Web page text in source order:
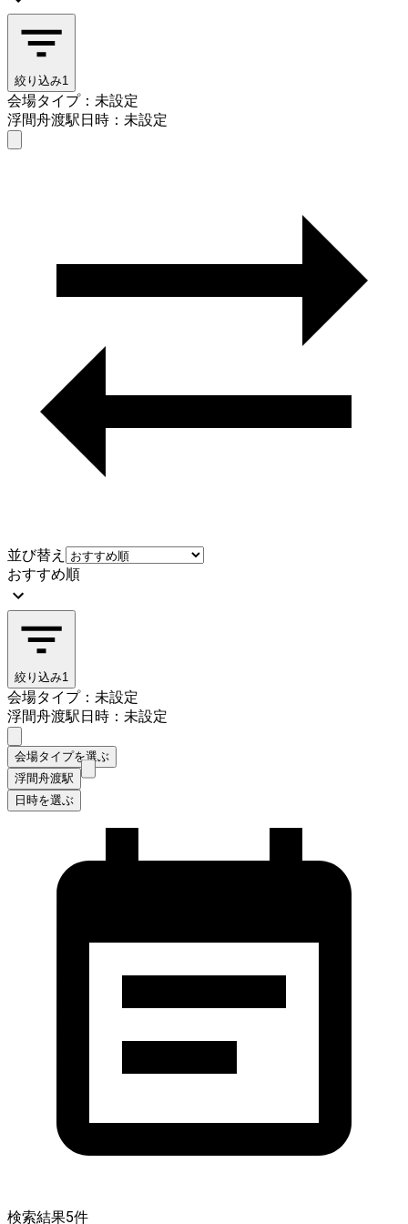
絞り込み1
会場タイプ：未設定
浮間舟渡駅日時：未設定
並び替え
おすすめ順
絞り込み1
会場タイプ：未設定
浮間舟渡駅日時：未設定
会場タイプを選ぶ
浮間舟渡駅
日時を選ぶ
検索結果5件